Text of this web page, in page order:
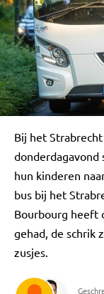
Bij het
donderdagavond
hun kinderen
bus bij het
Bourbourg heeft
gehad, de schrik
zusjes.